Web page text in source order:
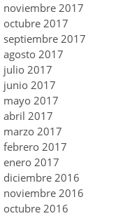
noviembre 2017
octubre 2017
septiembre 2017
agosto 2017
julio 2017
junio 2017
mayo 2017
abril 2017
marzo 2017
febrero 2017
enero 2017
diciembre 2016
noviembre 2016
octubre 2016